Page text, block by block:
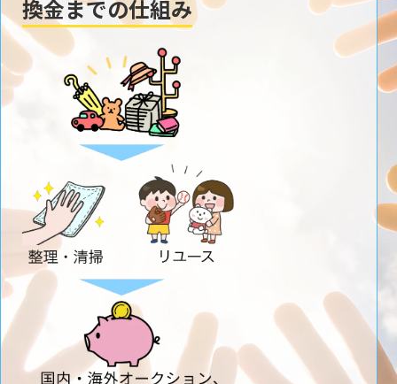
換金までの仕組み